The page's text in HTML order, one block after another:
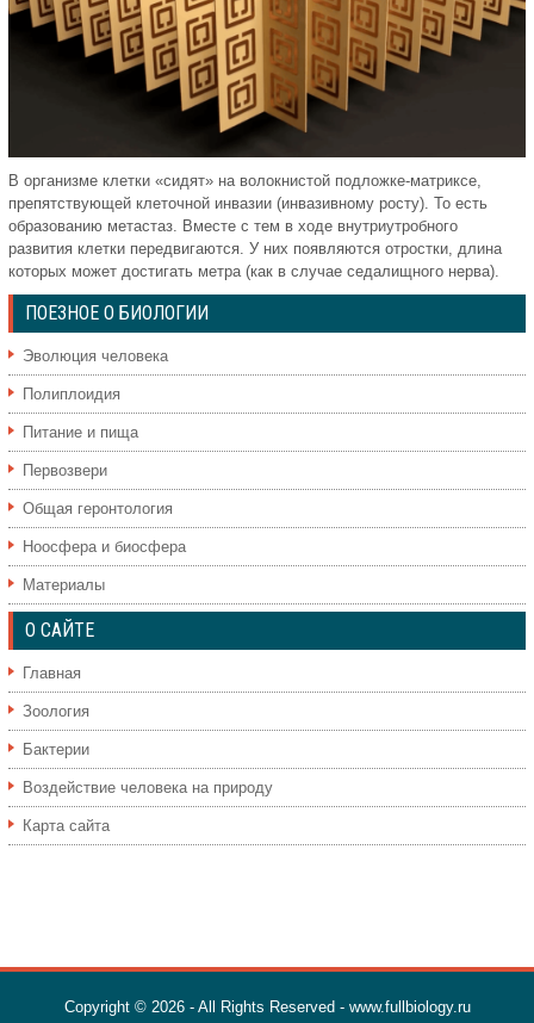
В организме клетки «сидят» на волокнистой подложке-матриксе,
препятствующей клеточной инвазии (инвазивному росту). То есть
образованию метастаз. Вместе с тем в ходе внутриутробного
развития клетки передвигаются. У них появляются отростки, длина
которых может достигать метра (как в случае седалищного нерва).
ПОЕЗНОЕ О БИОЛОГИИ
Эволюция человека
Полиплоидия
Питание и пища
Первозвери
Общая геронтология
Ноосфера и биосфера
Материалы
О САЙТЕ
Главная
Зоология
Бактерии
Воздействие человека на природу
Карта сайта
Copyright © 2026 - All Rights Reserved - www.fullbiology.ru